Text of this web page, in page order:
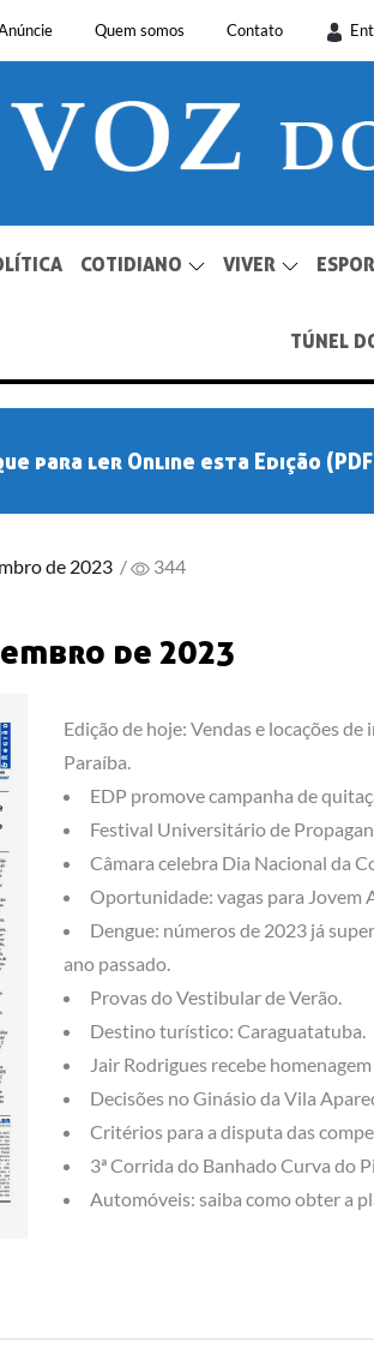
Quem somos Contato
COTIDIANO VIVER
TÚNEL
para ler Online esta Edição
de 2023 / 344
de 2023
Edição de hoje: Vendas e locações
Paraíba.
EDP promove campanha de
Festival Universitário de
Câmara celebra Dia Nacional da
Oportunidade: vagas para Jovem
Dengue: números de 2023 já
ano passado.
Provas do Vestibular de Verão.
Destino turístico: Caraguatatuba.
Jair Rodrigues recebe homenagem
Decisões no Ginásio da Vila
Critérios para a disputa das
3ª Corrida do Banhado Curva do
Automóveis: saiba como obter a